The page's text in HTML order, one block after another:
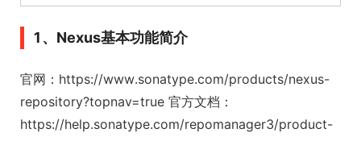
1、Nexus基本功能简介
官网：https://www.sonatype.com/products/nexus-
repository?topnav=true 官方文档：
https://help.sonatype.com/repomanager3/product-